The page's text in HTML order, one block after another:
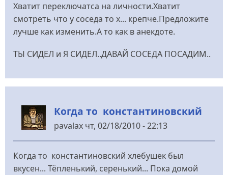
Хватит переключатса на личности.Хватит
смотреть что у соседа то х... крепче.Предложите
лучше как изменить.А то как в анекдоте.
ТЫ СИДЕЛ и Я СИДЕЛ..ДАВАЙ СОСЕДА ПОСАДИМ..
Когда то константиновский
pavalax чт, 02/18/2010 - 22:13
Когда то константиновский хлебушек был
вкусен... Тёпленький, серенький... Пока домой